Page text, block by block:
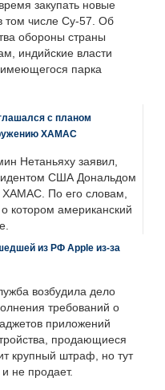
закупать новые
том числе Су-57. Об
обороны страны
индийские власти
парка
с планом
ХАМАС
Нетаньяху заявил,
США Дональдом
ХАМАС. По его словам,
котором американский
из РФ Apple из-за
возбудила дело
требований о
приложений
продающиеся
крупный штраф, но тут
не продает.